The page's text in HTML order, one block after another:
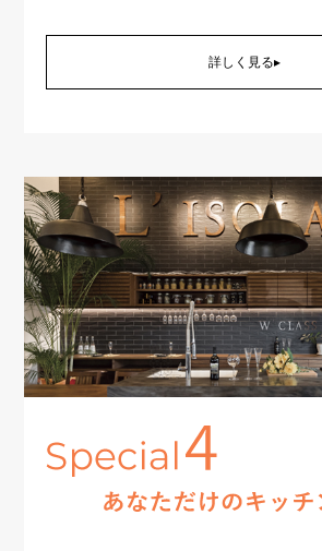
詳しく見る▸